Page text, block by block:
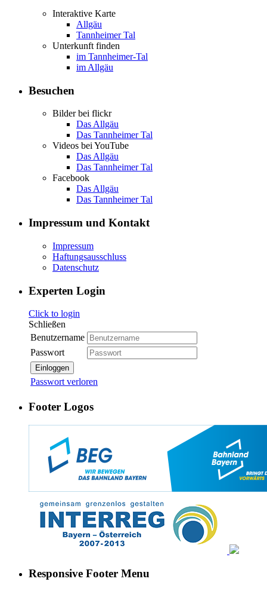
Interaktive Karte
Allgäu
Tannheimer Tal
Unterkunft finden
im Tannheimer-Tal
im Allgäu
Besuchen
Bilder bei flickr
Das Allgäu
Das Tannheimer Tal
Videos bei YouTube
Das Allgäu
Das Tannheimer Tal
Facebook
Das Allgäu
Das Tannheimer Tal
Impressum und Kontakt
Impressum
Haftungsausschluss
Datenschutz
Experten Login
Click to login
Schließen
Benutzername
Passwort
Einloggen
Passwort verloren
Footer Logos
Responsive Footer Menu